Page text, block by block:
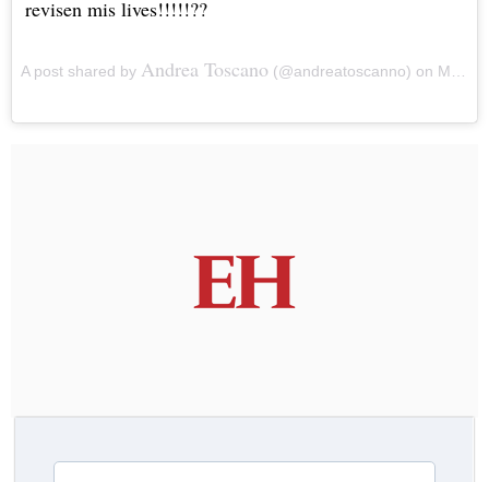
revisen mis lives!!!!!??
A post shared by Andrea Toscano (@andreatoscanno) on May 28, 2018 at 4:17pm PDT